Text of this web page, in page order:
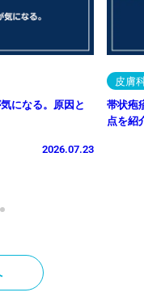
になる。原因と
2026.07.23
皮膚
帯状疱
点を紹